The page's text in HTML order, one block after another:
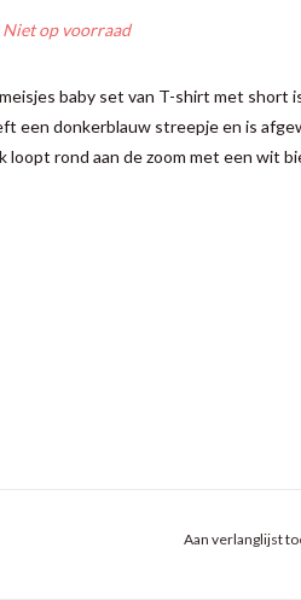
Niet op voorraad
baby set van T-shirt met
een donkerblauw streepje en is
loopt rond aan de zoom met een wit
Aan verlanglijst